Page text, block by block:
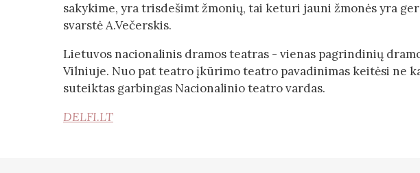
sakykime, yra trisdešimt žmonių, tai keturi jauni žmonės yra
svarstė A.Večerskis.
Lietuvos nacionalinis dramos teatras - vienas pagrindinių
Vilniuje. Nuo pat teatro įkūrimo teatro pavadinimas keitėsi ne
suteiktas garbingas Nacionalinio teatro vardas.
DELFI.LT